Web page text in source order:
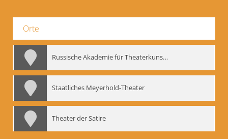
Orte
Russische Akademie für Theaterkunst – GITIS
Staatliches Meyerhold-Theater
Theater der Satire